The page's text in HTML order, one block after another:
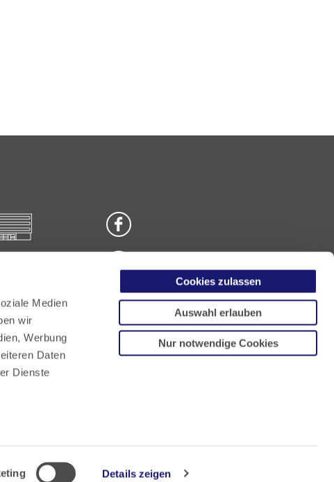
Medien
wir
Werbung
Daten
Dienste
Details zeigen
Cookies zulassen
Auswahl erlauben
Nur notwendige Cookies
in English